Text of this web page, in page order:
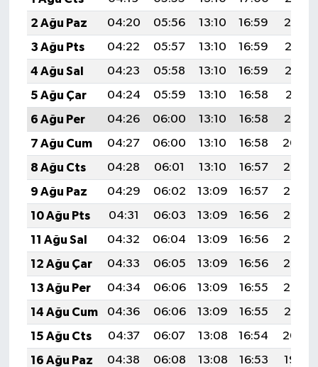
2 Ağu Paz
04:20 05:56 13:10 16:59
20:14
3 Ağu Pts
04:22 05:57 13:10 16:59
20:13
4 Ağu Sal
04:23 05:58 13:10 16:59
20:12
5 Ağu Çar
04:24 05:59 13:10 16:58
20:11
6 Ağu Per
04:26 06:00 13:10 16:58
20:10
7 Ağu Cum
04:27 06:00 13:10 16:58
20:09
8 Ağu Cts
04:28 06:01 13:10 16:57
20:08
9 Ağu Paz
04:29 06:02 13:09 16:57
20:07
10 Ağu Pts
04:31 06:03 13:09 16:56
20:06
11 Ağu Sal
04:32 06:04 13:09 16:56
20:05
12 Ağu Çar
04:33 06:05 13:09 16:56
20:03
13 Ağu Per
04:34 06:06 13:09 16:55
20:02
14 Ağu Cum
04:36 06:06 13:09 16:55
20:01
15 Ağu Cts
04:37 06:07 13:08 16:54
20:00
16 Ağu Paz
04:38 06:08 13:08 16:53
19:59